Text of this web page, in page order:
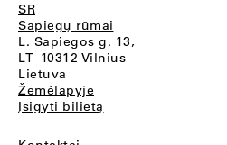
SR
Sapiegų rūmai
L. Sapiegos g. 13,
LT–10312 Vilnius
Lietuva
Žemėlapyje
Įsigyti bilietą